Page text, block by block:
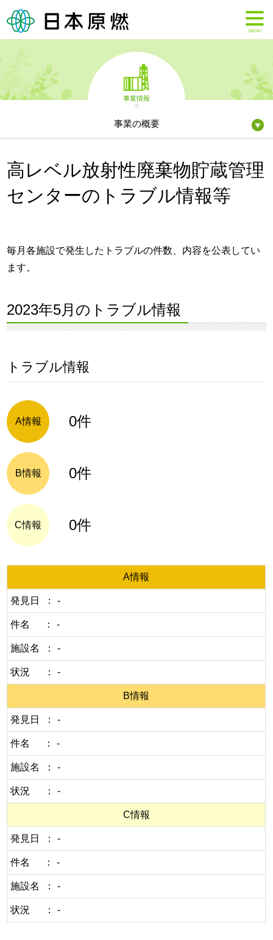
MENU
事業情報
事業の概要
高レベル放射性廃棄物貯蔵管理
センターのトラブル情報等
毎月各施設で発生したトラブルの件数、内容を公表してい
ます。
2023年5月のトラブル情報
トラブル情報
A情報 0件
B情報 0件
C情報 0件
A情報
発見日 -
件名 -
施設名 -
状況 -
B情報
発見日 -
件名 -
施設名 -
状況 -
C情報
発見日 -
件名 -
施設名 -
状況 -